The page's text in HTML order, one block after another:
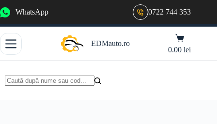
la
WhatsApp 0722 744 353
EDMauto.ro
Coș
de
cumpărături
0.00lei